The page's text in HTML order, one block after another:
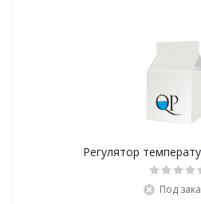
Регулятор
Под